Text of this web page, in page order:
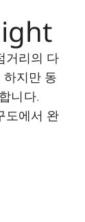
거리의 다
지만 동
니다.
도에서 완